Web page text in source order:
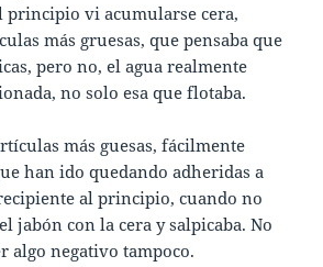
principio vi acumularse cera,
más gruesas, que pensaba que
pero no, el agua realmente
no solo esa que flotaba.
más guesas, fácilmente
han ido quedando adheridas a
al principio, cuando no
jabón con la cera y salpicaba. No
algo negativo tampoco.